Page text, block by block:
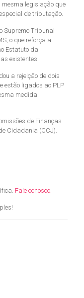
legislação que
de tributação.
Supremo Tribunal
o que reforça a
Estatuto da
existentes.
a rejeição de dois
estão ligados ao PLP
medida.
de Finanças
Cidadania (CCJ).
Fale conosco.